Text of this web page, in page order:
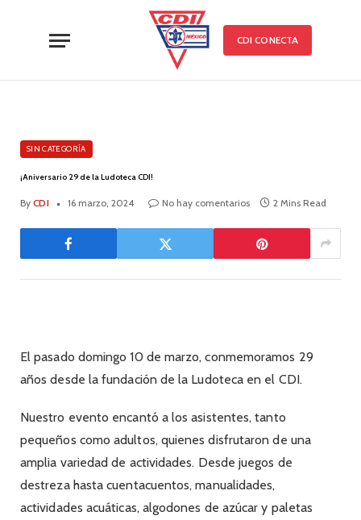
CDI CONECTA
SIN CATEGORÍA
¡Aniversario 29 de la Ludoteca CDI!
By CDI 16 marzo, 2024 No hay comentarios 2 Mins Read
El pasado domingo 10 de marzo, conmemoramos 29
años desde la fundación de la Ludoteca en el CDI.
Nuestro evento encantó a los asistentes, tanto
pequeños como adultos, quienes disfrutaron de una
amplia variedad de actividades. Desde juegos de
destreza hasta cuentacuentos, manualidades,
actividades acuáticas, algodones de azúcar y paletas